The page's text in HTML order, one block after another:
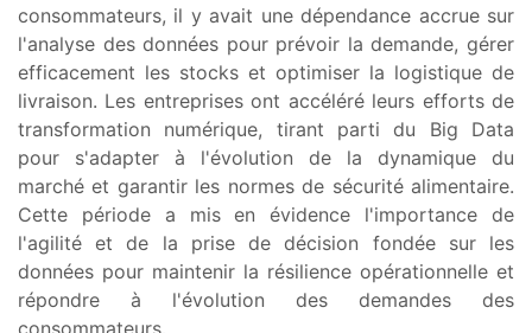
consommateurs, il y avait une dépendance accrue sur
l'analyse des données pour prévoir la demande, gérer
efficacement les stocks et optimiser la logistique de
livraison. Les entreprises ont accéléré leurs efforts de
transformation numérique, tirant parti du Big Data
pour s'adapter à l'évolution de la dynamique du
marché et garantir les normes de sécurité alimentaire.
Cette période a mis en évidence l'importance de
l'agilité et de la prise de décision fondée sur les
données pour maintenir la résilience opérationnelle et
répondre à l'évolution des demandes des
consommateurs.